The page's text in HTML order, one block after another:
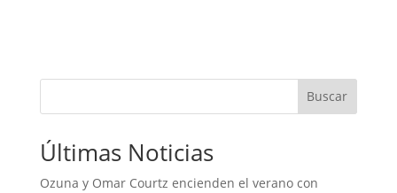
Buscar
Últimas Noticias
Ozuna y Omar Courtz encienden el verano con